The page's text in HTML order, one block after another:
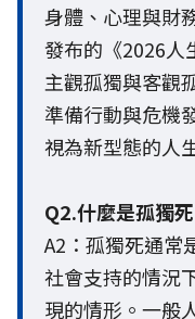
身體、心理與財
發布的《2026人
主觀孤獨與客觀
準備行動與危機
視為新型態的人
Q2.什麼是孤獨
A2：孤獨死通常
社會支持的情況
現的情形。一般